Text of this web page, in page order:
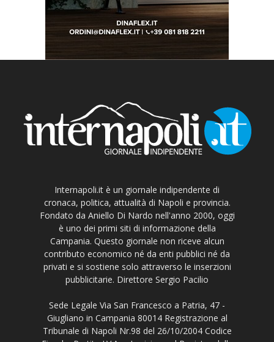
Internapoli.it è un giornale indipendente di
cronaca, politica, attualità di Napoli e provincia.
Fondato da Aniello Di Nardo nell'anno 2000, oggi
è uno dei primi siti di informazione della
Campania. Questo giornale non riceve alcun
contributo economico né da enti pubblici né da
privati e si sostiene solo attraverso le inserzioni
pubblicitarie. Direttore Sergio Pacilio
Sede Legale Via San Francesco a Patria, 47 -
Giugliano in Campania 80014 Registrazione al
Tribunale di Napoli Nr.98 del 26/10/2004 Codice